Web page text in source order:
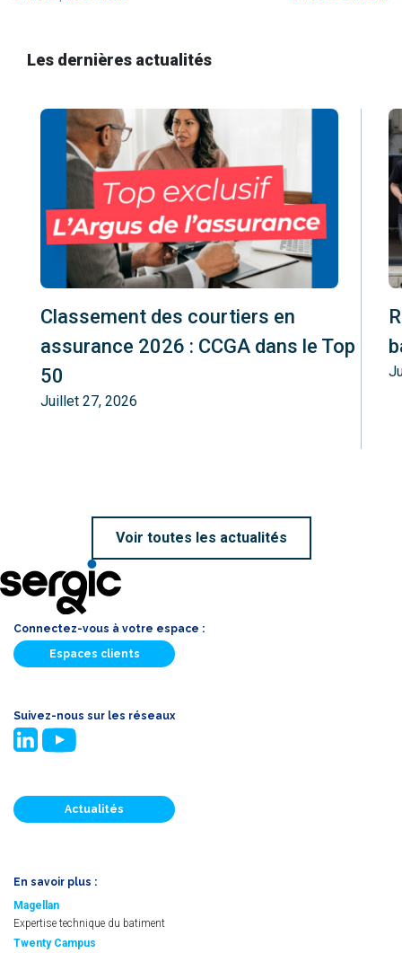
Les dernières actualités
Classement des courtiers en
assurance 2026 : CCGA dans le Top
50
Juillet 27, 2026
Voir toutes les actualités
Connectez-vous à votre espace :
Espaces clients
Suivez-nous sur les réseaux
Actualités
En savoir plus :
Magellan
Expertise technique du batiment
Twenty Campus